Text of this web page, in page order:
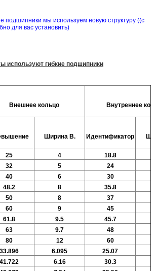
подшипники мы используем новую структуру ((с
для вас установить)
используют гибкие подшипники
Внешнее кольцо Внутреннее
Ширина В. Идентификатор
25 4
18.8
32 5
24
40 6
30
48.2 8
35.8
50 8
37
60 9
45
61.8 9.5
45.7
63 9.7
48
80 12
60
33.896 6.095 25.07
41.722 6.16 30.3